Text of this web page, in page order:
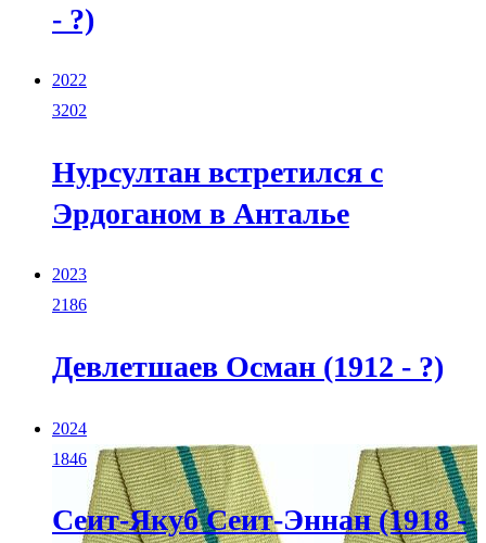
- ?)
2022
3202
Нурсултан встретился с
Эрдоганом в Анталье
2023
2186
Девлетшаев Осман (1912 - ?)
2024
1846
Сеит-Якуб Сеит-Эннан (1918 -